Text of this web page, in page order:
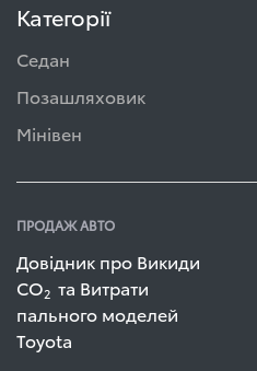
Категорії
Седан
Позашляховик
Мінівен
ПРОДАЖ АВТО
Довідник про Викиди
СО2 та Витрати
пального моделей
Toyota